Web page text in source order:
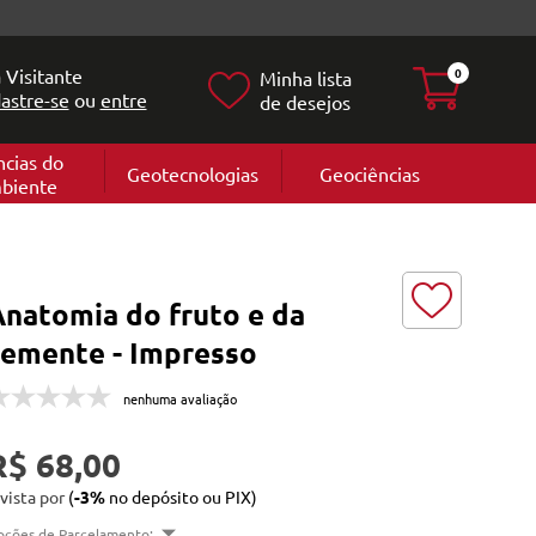
Visitante
se ou entre
Minha lista
de desejos
0
do
Geociências
Geologia
Geotecnologias
do fruto e da
- Impresso
nenhuma avaliação
68,00
por(-3% no depósito ou PIX)